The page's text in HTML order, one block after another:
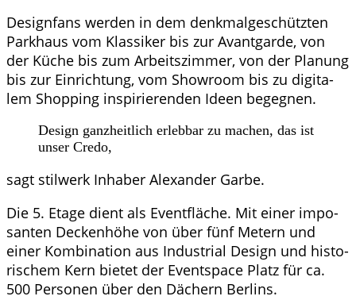
Design­fans wer­den in dem denk­mal­ge­schütz­ten
Park­haus vom Klas­si­ker bis zur Avant­gar­de, von
der Küche bis zum Arbeits­zim­mer, von der Pla­nung
bis zur Ein­rich­tung, vom Show­room bis zu digi­ta­
lem Shop­ping inspi­rie­ren­den Ideen begegnen.
Design ganz­heit­lich erleb­bar zu machen, das ist
unser Credo,
sagt stil­werk Inha­ber Alex­an­der Garbe.
Die 5. Eta­ge dient als Event­flä­che. Mit einer impo­
san­ten Decken­hö­he von über fünf Metern und
einer Kom­bi­na­ti­on aus Indus­tri­al Design und his­to­
ri­schem Kern bie­tet der Event­space Platz für ca.
500 Per­so­nen über den Dächern Berlins.